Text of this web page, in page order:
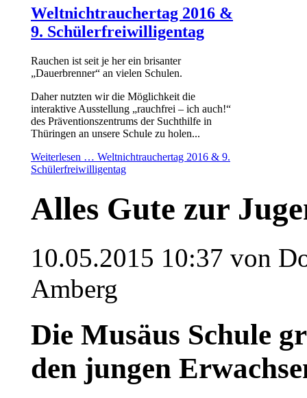
Weltnichtrauchertag 2016 &
9. Schülerfreiwilligentag
Rauchen ist seit je her ein brisanter
„Dauerbrenner“ an vielen Schulen.
Daher nutzten wir die Möglichkeit die
interaktive Ausstellung „rauchfrei – ich auch!“
des Präventionszentrums der Suchthilfe in
Thüringen an unsere Schule zu holen...
Weiterlesen … Weltnichtrauchertag 2016 & 9.
Schülerfreiwilligentag
Alles Gute zur
10.05.2015 10:37 von
Amberg
Die Musäus Schule
den jungen